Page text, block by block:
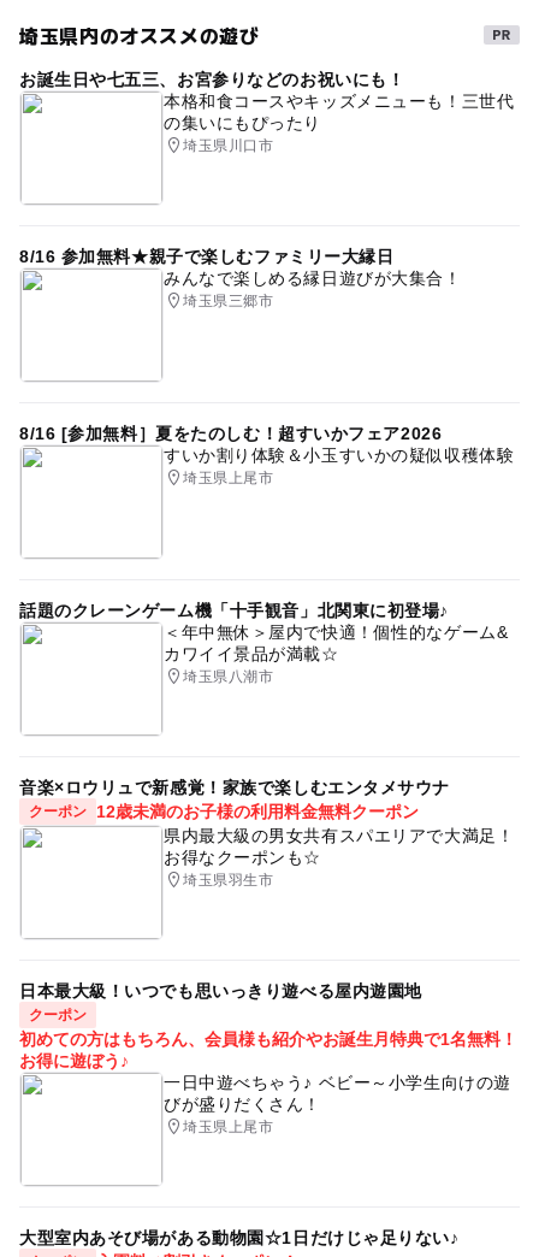
埼玉県内のオススメの遊び
お誕生日や七五三、お宮参りなどのお祝いにも！
本格和食コースやキッズメニューも！三世代
の集いにもぴったり
埼玉県川口市
8/16 参加無料★親子で楽しむファミリー大縁日
みんなで楽しめる縁日遊びが大集合！
埼玉県三郷市
8/16 [参加無料］夏をたのしむ！超すいかフェア2026
すいか割り体験＆小玉すいかの疑似収穫体験
埼玉県上尾市
話題のクレーンゲーム機「十手観音」北関東に初登場♪
＜年中無休＞屋内で快適！個性的なゲーム&
カワイイ景品が満載☆
埼玉県八潮市
音楽×ロウリュで新感覚！家族で楽しむエンタメサウナ
クーポン
12歳未満のお子様の利用料金無料クーポン
県内最大級の男女共有スパエリアで大満足！
お得なクーポンも☆
埼玉県羽生市
日本最大級！いつでも思いっきり遊べる屋内遊園地
クーポン
初めての方はもちろん、会員様も紹介やお誕生月特典で1名無料！
お得に遊ぼう♪
一日中遊べちゃう♪ ベビー～小学生向けの遊
びが盛りだくさん！
埼玉県上尾市
大型室内あそび場がある動物園☆1日だけじゃ足りない♪